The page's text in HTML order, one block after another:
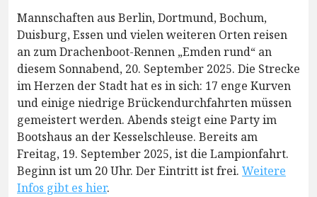
Mannschaften aus Berlin, Dortmund, Bochum,
Duisburg, Essen und vielen weiteren Orten reisen
an zum Drachenboot-Rennen „Emden rund“ an
diesem Sonnabend, 20. September 2025. Die Strecke
im Herzen der Stadt hat es in sich: 17 enge Kurven
und einige niedrige Brückendurchfahrten müssen
gemeistert werden. Abends steigt eine Party im
Bootshaus an der Kesselschleuse. Bereits am
Freitag, 19. September 2025, ist die Lampionfahrt.
Beginn ist um 20 Uhr. Der Eintritt ist frei. Weitere
Infos gibt es hier.